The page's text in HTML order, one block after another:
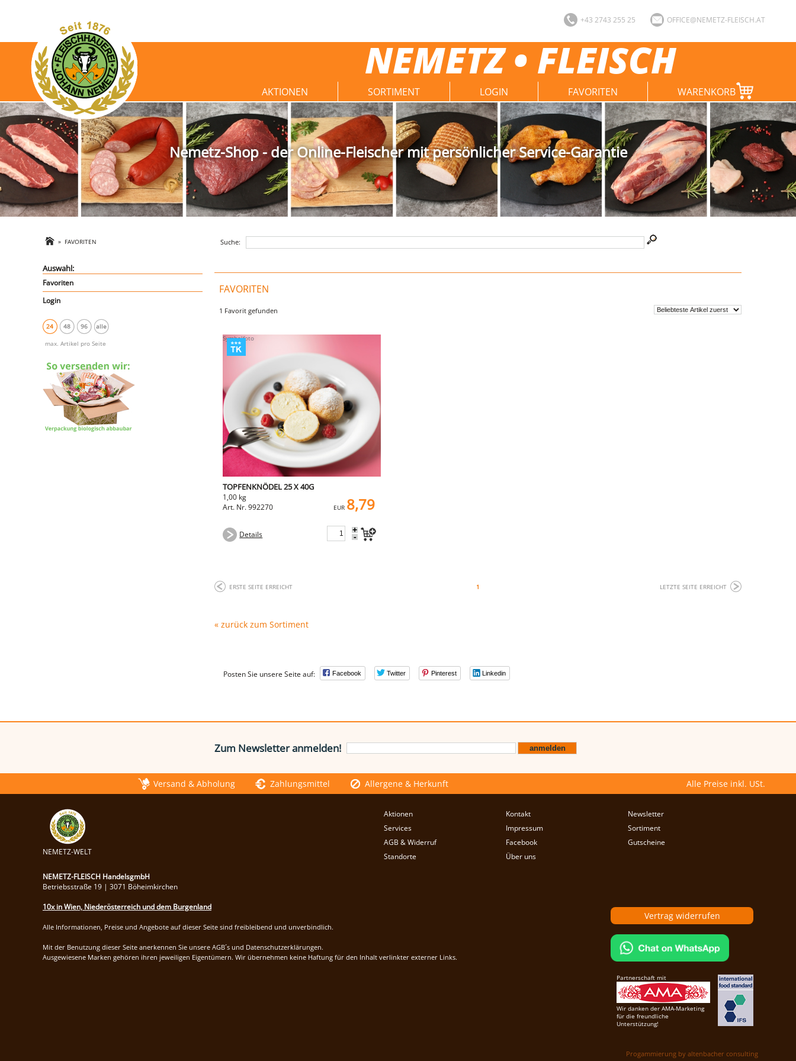
NEMETZ • FLEISCH
+43 2743 255 25 OFFICE@NEMETZ-FLEISCH.AT
AKTIONEN SORTIMENT LOGIN FAVORITEN WARENKORB
Nemetz-Shop - der Online-Fleischer mit persönlicher Service-Garantie
» FAVORITEN Suche:
Auswahl:
Favoriten
Login
24 48 96 alle
max. Artikel pro Seite
FAVORITEN
1 Favorit gefunden
TOPFENKNÖDEL 25 X 40G
1,00 kg
Art. Nr. 992270
EUR 8,79
Details +
-
ERSTE SEITE ERREICHT 1 LETZTE SEITE ERREICHT
« zurück zum Sortiment
Posten Sie unsere Seite auf: Facebook Twitter Pinterest Linkedin
Zum Newsletter anmelden!
Versand & Abholung Zahlungsmittel Allergene & Herkunft Alle Preise inkl. USt.
NEMETZ-WELT
Aktionen Kontakt
Newsletter
Services
Impressum
Sortiment
AGB & Widerruf
Facebook
Gutscheine
Standorte
Über uns
NEMETZ-FLEISCH HandelsgmbH
Betriebsstraße 19 | 3071 Böheimkirchen
10x in Wien, Niederösterreich und dem Burgenland
Alle Informationen, Preise und Angebote auf dieser Seite sind freibleibend und unverbindlich.
Mit der Benutzung dieser Seite anerkennen Sie unsere AGB´s und Datenschutzerklärungen.
Ausgewiesene Marken gehören ihren jeweiligen Eigentümern. Wir übernehmen keine Haftung für den Inhalt verlinkter externer Links.
Vertrag widerrufen
Partnerschaft mit
Wir danken der AMA-Marketing
für die freundliche
Unterstützung!
Progammierung by altenbacher consulting